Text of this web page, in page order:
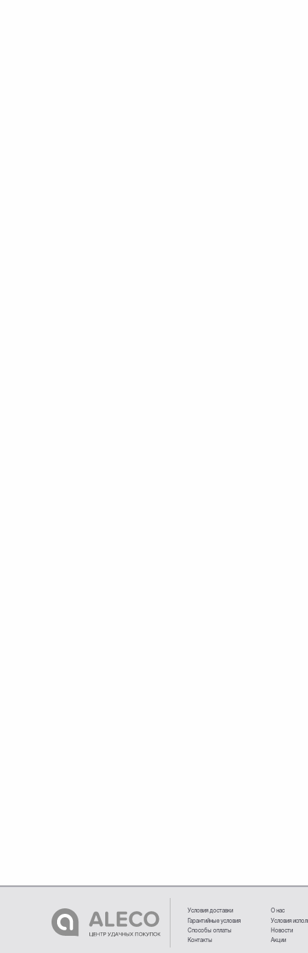
Условия доставки
Гарантийные условия
Способы оплаты
Контакты
О нас
Условия
Новости
Акции